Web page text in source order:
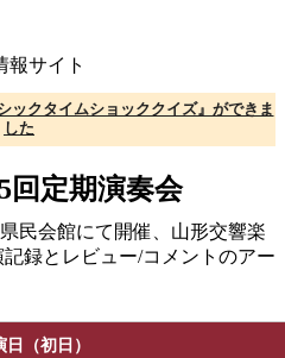
報サイト
ックタイムショッククイズ』ができま
した
回定期演奏会
民会館にて開催、山形交響楽
録とレビュー/コメントのアー
日（初日）